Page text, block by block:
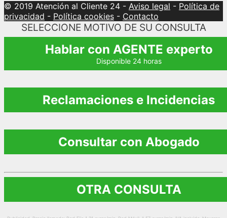
© 2019 Atención al Cliente 24 - Aviso legal - Política de
privacidad - Política cookies - Contacto
SELECCIONE MOTIVO DE SU CONSULTA
Hablar con AGENTE experto
Disponible 24 horas
Reclamaciones e Incidencias
Consultar con Abogado
OTRA CONSULTA